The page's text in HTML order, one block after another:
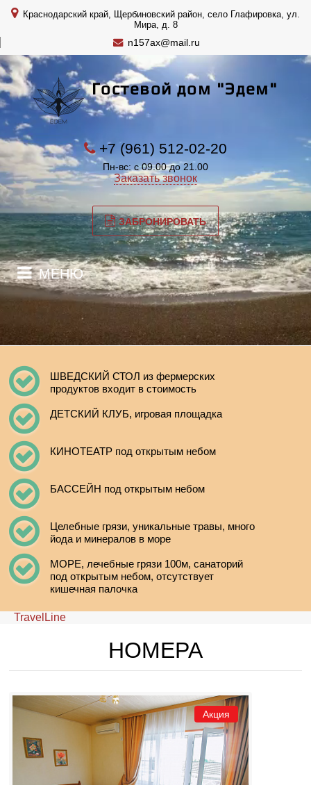
Краснодарский край, Щербиновский район, село Глафировка, ул.
Мира, д. 8
n157ax@mail.ru
Гостевой дом "Эдем"
+7 (961) 512-02-20
Пн-вс: с 09.00 до 21.00
Заказать звонок
ЗАБРОНИРОВАТЬ
МЕНЮ
ШВЕДСКИЙ СТОЛ из фермерских
продуктов входит в стоимость
ДЕТСКИЙ КЛУБ, игровая площадка
КИНОТЕАТР под открытым небом
БАССЕЙН под открытым небом
Целебные грязи, уникальные травы, много
йода и минералов в море
МОРЕ, лечебные грязи 100м, санаторий
под открытым небом, отсутствует
кишечная палочка
TravelLine
НОМЕРА
Акция